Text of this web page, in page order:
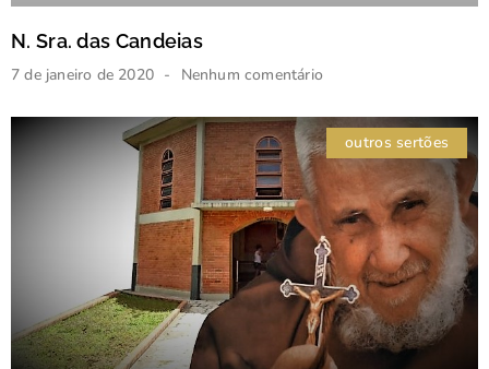
N. Sra. das Candeias
7 de janeiro de 2020 Nenhum comentário
outros sertões